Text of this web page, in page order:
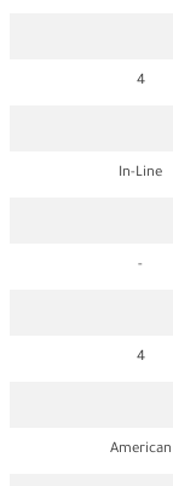
4
In-Line
-
4
American